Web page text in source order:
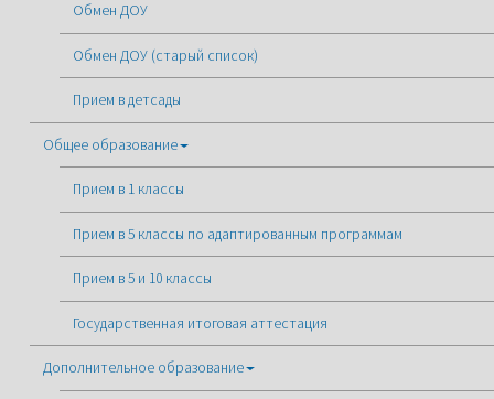
Обмен ДОУ
Обмен ДОУ (старый список)
Прием в детсады
Общее образование
Прием в 1 классы
Прием в 5 классы по адаптированным программам
Прием в 5 и 10 классы
Государственная итоговая аттестация
Дополнительное образование